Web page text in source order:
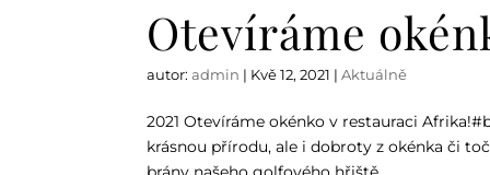
Otevíráme
autor:admin | Kvě 12, 2021 |Aktuálně
2021 Otevíráme okénko v restauraci
krásnou přírodu, ale i dobroty z okénka či